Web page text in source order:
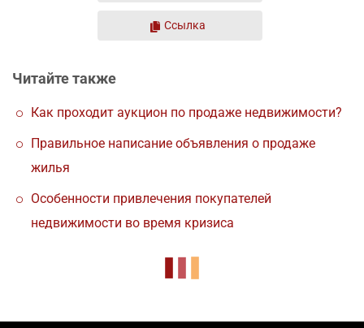
Ссылка
Читайте также
Как проходит аукцион по продаже недвижимости?
Правильное написание объявления о продаже
жилья
Особенности привлечения покупателей
недвижимости во время кризиса